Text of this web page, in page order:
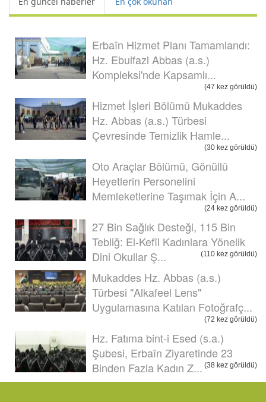
Erbaîn Hizmet Planı Tamamlandı:
Hz. Ebulfazl Abbas (a.s.)
Kompleksi'nde Kapsamlı...
(47 kez görüldü)
Hizmet İşleri Bölümü Mukaddes
Hz. Abbas (a.s.) Türbesi
Çevresinde Temizlik Hamle...
(30 kez görüldü)
Oto Araçlar Bölümü, Gönüllü
Heyetlerin Personelini
Memleketlerine Taşımak İçin A...
(24 kez görüldü)
27 Bin Sağlık Desteği, 115 Bin
Tebliğ: El-Kefîl Kadınlara Yönelik
Dini Okullar Ş...
(110 kez görüldü)
Mukaddes Hz. Abbas (a.s.)
Türbesi "Alkafeel Lens"
Uygulamasına Katılan Fotoğrafç...
(72 kez görüldü)
Hz. Fatıma bint-i Esed (s.a.)
Şubesi, Erbaîn Ziyaretinde 23
Binden Fazla Kadın Z... (38 kez görüldü)